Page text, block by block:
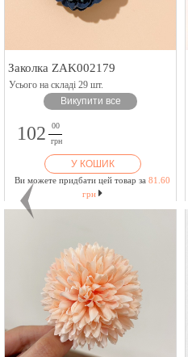
Заколка ZAK002179
Усього на складі 29 шт.
Викупити все
102
00
грн
У КОШИК
Ви можете придбати цей товар за 81.60
грн